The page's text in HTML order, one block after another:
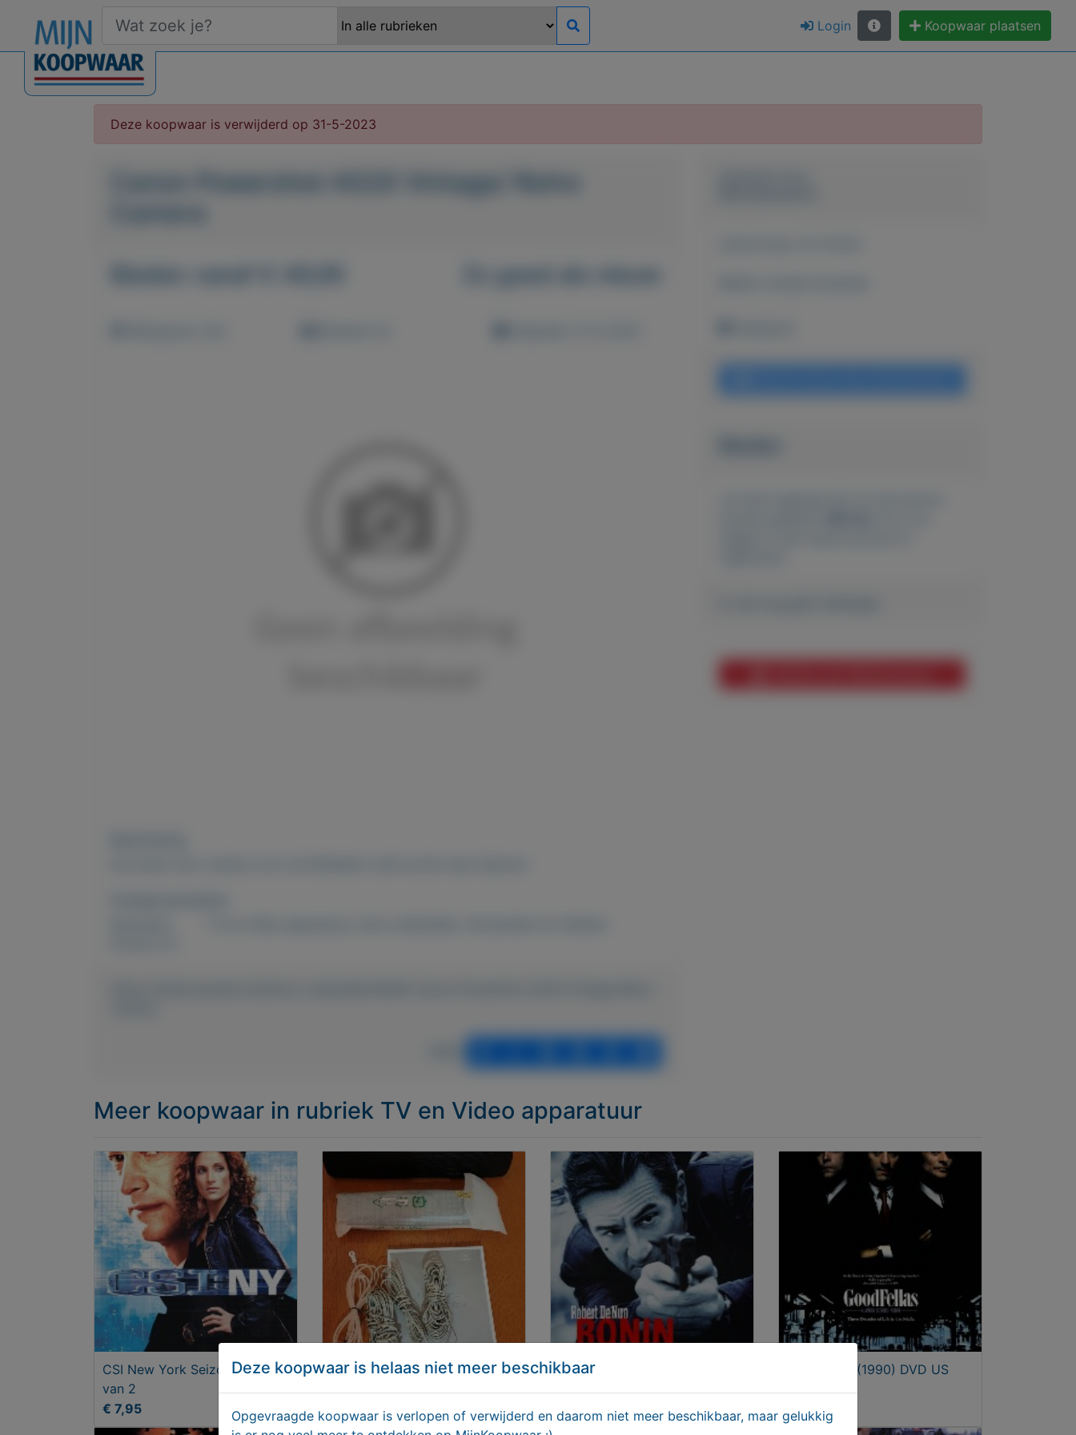
Login Koopwaar plaatsen
Deze koopwaar is verwijderd op 31-5-2023
Canon Powershot A520 Vintage/ Retro
Meer koopwaar in rubriek TV en Video apparatuur
CSI New York Seizoen 2 deel I
van 2
€ 7,95
Samsung Surround Set HT-
Z120 onderdelen
Vanaf € 20,00
Ronin (1998) DVD
€ 8,95
Goodfellas (1990) DVD US
Edition
€ 7,95
Deze koopwaar is helaas niet meer beschikbaar
Opgevraagde koopwaar is verlopen of verwijderd en daarom niet meer beschikbaar, maar gelukkig